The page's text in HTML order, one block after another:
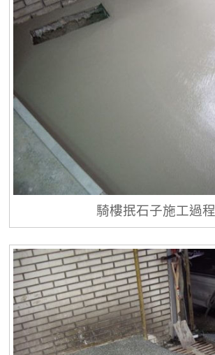
騎樓抿石子施工過程